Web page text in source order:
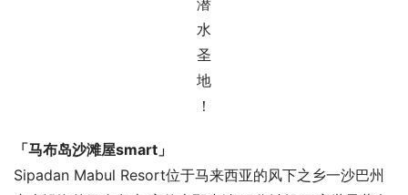
「马布岛沙滩屋smart」
Sipadan Mabul Resort位于马来西亚的风下之乡一沙巴州